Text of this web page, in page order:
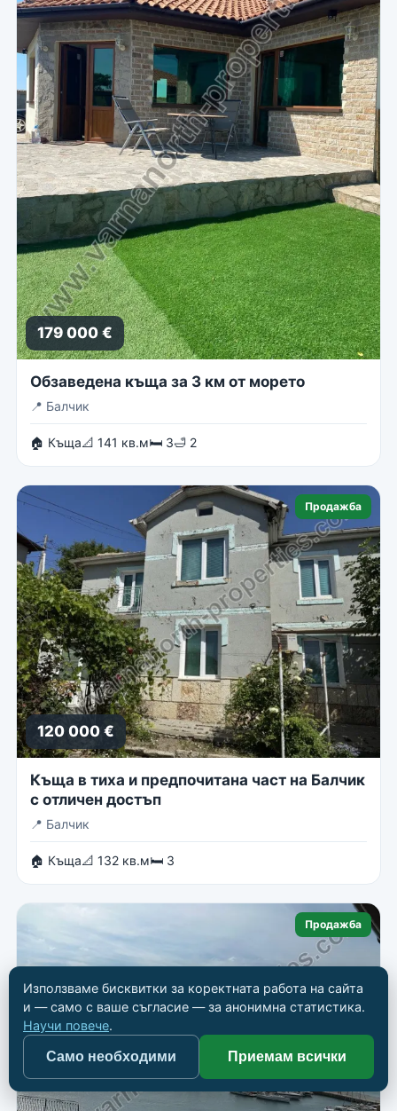
179 000 €
Обзаведена къща за 3 км от морето
📍 Балчик
🏠 Къща📐 141 кв.м🛏 3🛁 2
Продажба
120 000 €
Къща в тиха и предпочитана част на Балчик
с отличен достъп
📍 Балчик
🏠 Къща📐 132 кв.м🛏 3
Продажба
Използваме бисквитки за коректната работа на сайта
и — само с ваше съгласие — за анонимна статистика.
Научи повече.
Само необходими Приемам всички